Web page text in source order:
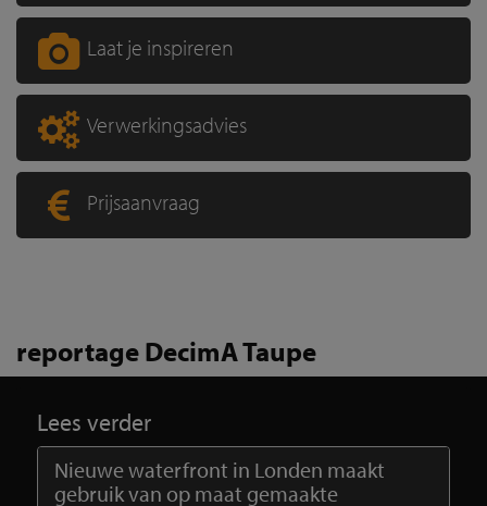
Laat je inspireren
Verwerkingsadvies
Prijsaanvraag
reportage DecimA Taupe
Lees verder
Nieuwe waterfront in Londen maakt
gebruik van op maat gemaakte